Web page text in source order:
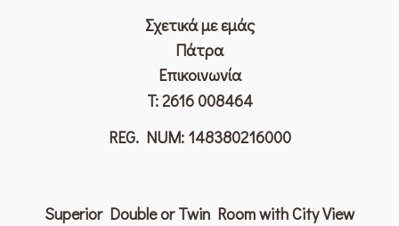
Σχετικά με εμάς
Πάτρα
Επικοινωνία
T:2616 008464
REG. NUM: 148380216000
Superior Double or Twin Room with City View